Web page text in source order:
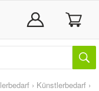
› Künstlerbedarf ›